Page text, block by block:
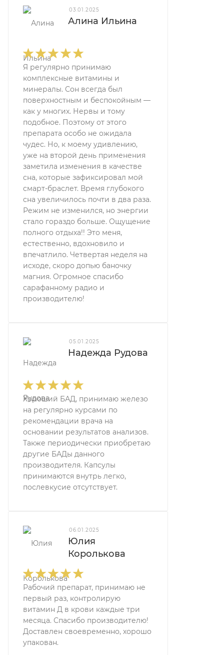
03.01.2025
Алина Ильина
Я регулярно принимаю
комплексные витамины и
минералы. Сон всегда был
поверхностным и беспокойным —
как у многих. Нервы и тому
подобное. Поэтому от этого
препарата особо не ожидала
чудес. Но, к моему удивлению,
уже на второй день применения
заметила изменения в качестве
сна, которые зафиксировал мой
смарт-браслет. Время глубокого
сна увеличилось почти в два раза.
Режим не изменился, но энергии
стало гораздо больше. Ощущение
полного отдыха!! Это меня,
естественно, вдохновило и
впечатлило. Четвертая неделя на
исходе, скоро допью баночку
магния. Огромное спасибо
сарафанному радио и
производителю!
05.01.2025
Надежда Рудова
Хороший БАД, принимаю железо
на регулярно курсами по
рекомендации врача на
основании результатов анализов.
Также периодически приобретаю
другие БАДы данного
производителя. Капсулы
принимаются внутрь легко,
послевкусие отсутствует.
06.01.2025
Юлия
Королькова
Рабочий препарат, принимаю не
первый раз, контролирую
витамин Д в крови каждые три
месяца. Спасибо производителю!
Доставлен своевременно, хорошо
упакован.